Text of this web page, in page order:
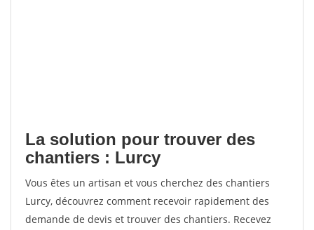
La solution pour trouver des
chantiers : Lurcy
Vous êtes un artisan et vous cherchez des chantiers
Lurcy, découvrez comment recevoir rapidement des
demande de devis et trouver des chantiers. Recevez